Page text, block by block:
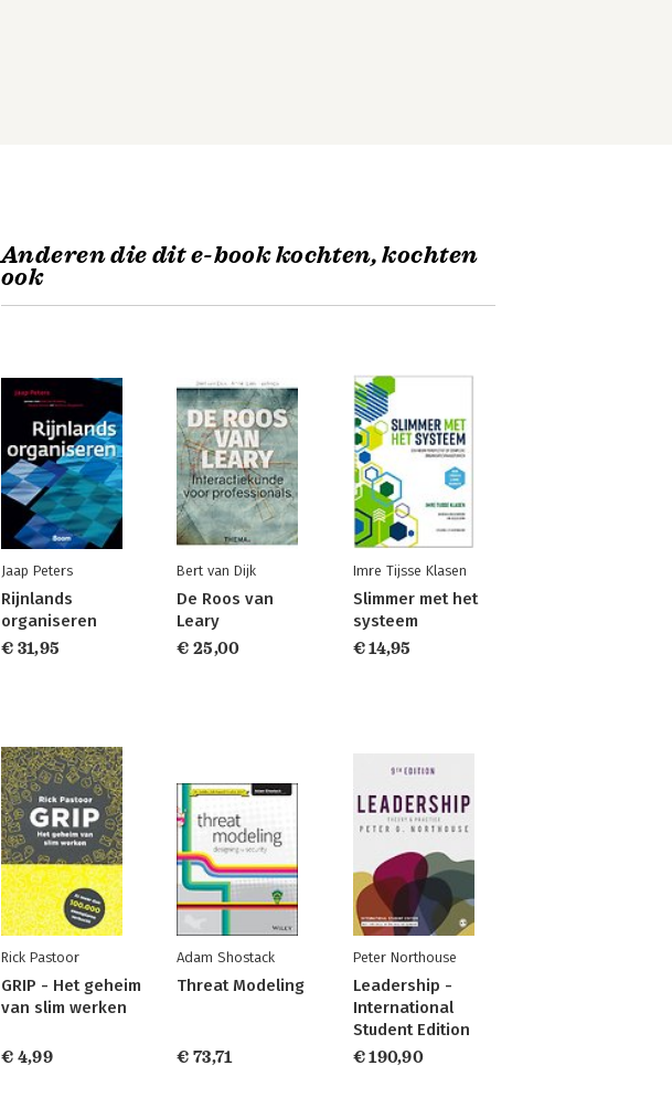
Anderen die dit e-book kochten, kochten
ook
Jaap Peters
Rijnlands
organiseren
€ 31,95
Bert van Dijk
De Roos van
Leary
€ 25,00
Imre Tijsse Klasen
Slimmer met het
systeem
€ 14,95
Rick Pastoor
GRIP - Het geheim
van slim werken
€ 4,99
Adam Shostack
Threat Modeling
€ 73,71
Peter Northouse
Leadership -
International
Student Edition
€ 190,90